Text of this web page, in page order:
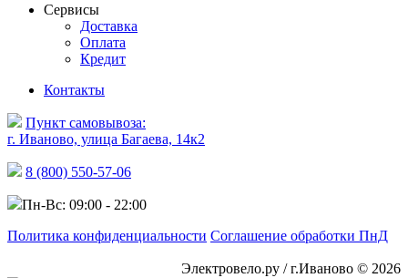
Сервисы
Доставка
Оплата
Кредит
Контакты
Пункт самовывоза:
г. Иваново, улица Багаева, 14к2
8 (800) 550-57-06
Пн-Вс: 09:00 - 22:00
Политика конфиденциальности Соглашение обработки ПнД
Электровело.ру / г.Иваново © 2026